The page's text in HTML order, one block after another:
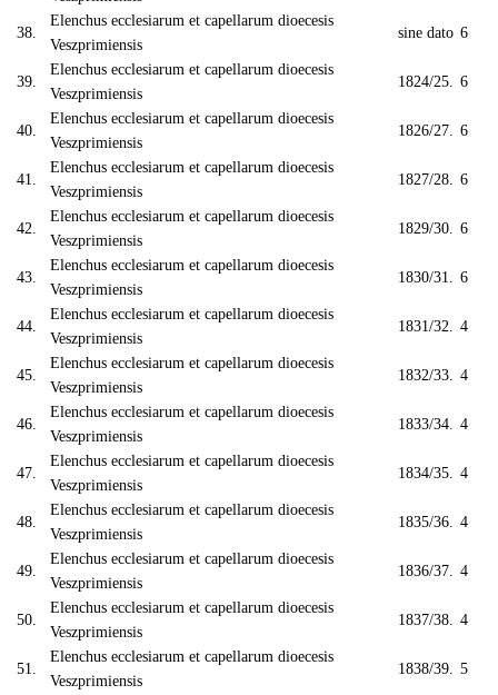
38.
Elenchus ecclesiarum et capellarum dioecesis
Veszprimiensis
sine dato 6
39.
Elenchus ecclesiarum et capellarum dioecesis
Veszprimiensis
1824/25. 6
40.
Elenchus ecclesiarum et capellarum dioecesis
Veszprimiensis
1826/27. 6
41.
Elenchus ecclesiarum et capellarum dioecesis
Veszprimiensis
1827/28. 6
42.
Elenchus ecclesiarum et capellarum dioecesis
Veszprimiensis
1829/30. 6
43.
Elenchus ecclesiarum et capellarum dioecesis
Veszprimiensis
1830/31. 6
44.
Elenchus ecclesiarum et capellarum dioecesis
Veszprimiensis
1831/32. 4
45.
Elenchus ecclesiarum et capellarum dioecesis
Veszprimiensis
1832/33. 4
46.
Elenchus ecclesiarum et capellarum dioecesis
Veszprimiensis
1833/34. 4
47.
Elenchus ecclesiarum et capellarum dioecesis
Veszprimiensis
1834/35. 4
48.
Elenchus ecclesiarum et capellarum dioecesis
Veszprimiensis
1835/36. 4
49.
Elenchus ecclesiarum et capellarum dioecesis
Veszprimiensis
1836/37. 4
50.
Elenchus ecclesiarum et capellarum dioecesis
Veszprimiensis
1837/38. 4
51.
Elenchus ecclesiarum et capellarum dioecesis
Veszprimiensis
1838/39. 5